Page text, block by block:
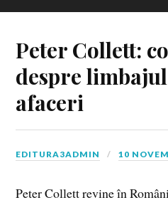
Peter Collett:
despre
afaceri
EDITURA3ADMIN 10
Peter Collett revine în